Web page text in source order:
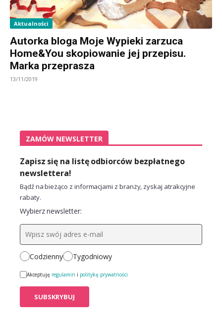
Aktualności
Autorka bloga Moje Wypieki zarzuca
Home&You skopiowanie jej przepisu.
Marka przeprasza
13/11/2019
ZAMÓW NEWSLETTER
Zapisz się na listę odbiorców bezpłatnego
newslettera!
Bądź na bieżąco z informacjami z branży, zyskaj atrakcyjne
rabaty.
Wybierz newsletter:
Codzienny Tygodniowy
Akceptuję regulamin i politykę prywatności